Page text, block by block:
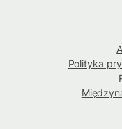
Polityka